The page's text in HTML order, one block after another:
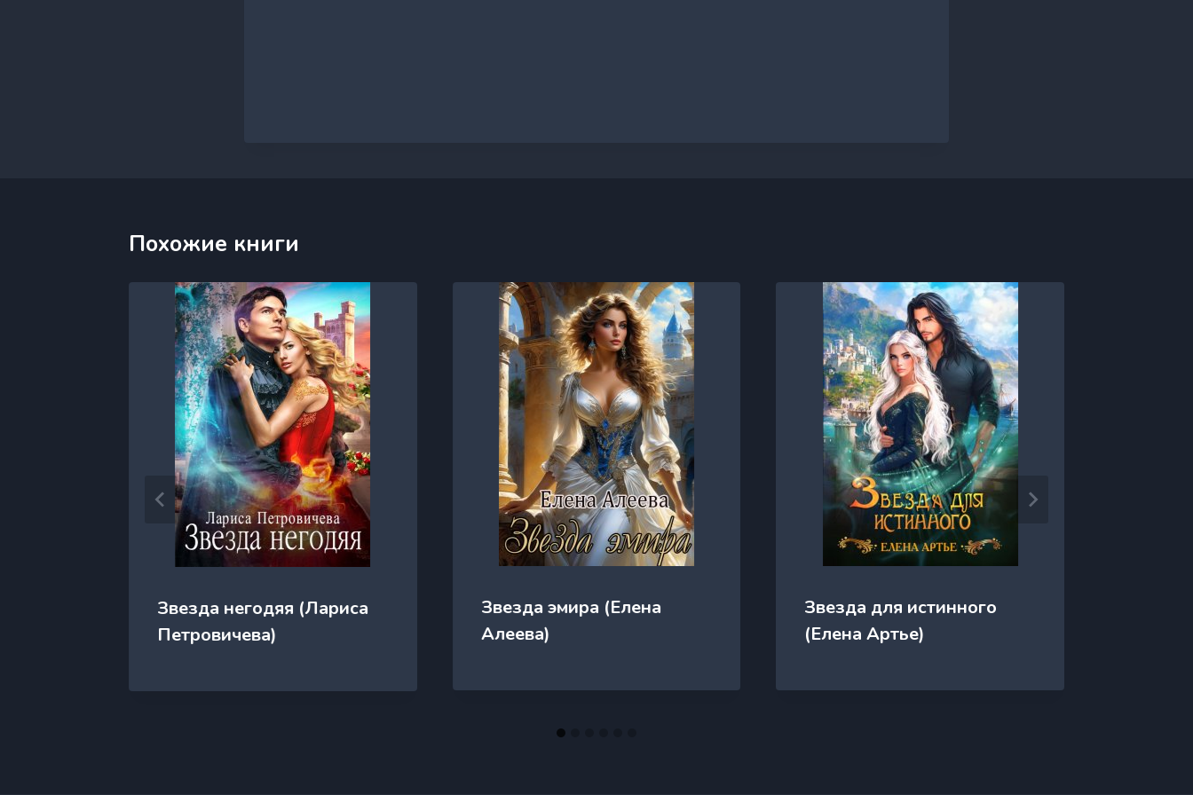
Похожие книги
Звезда негодяя (Лариса
Петровичева)
Звезда эмира (Елена
Алеева)
Звезда для истинного
(Елена Артье)